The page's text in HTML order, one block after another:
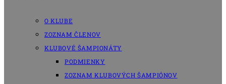
O KLUBE
ZOZNAM ČLENOV
KLUBOVÉ ŠAMPIONÁTY
PODMIENKY
ZOZNAM KLUBOVÝCH ŠAMPIÓNOV